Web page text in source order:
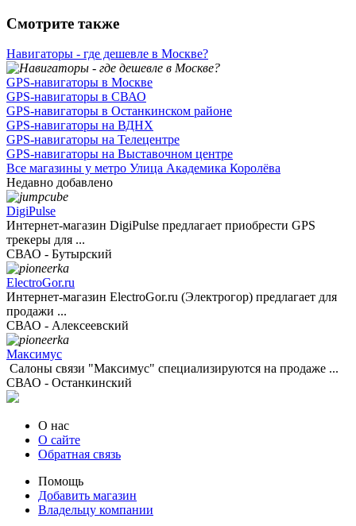
Смотрите также
Навигаторы - где дешевле в Москве?
GPS-навигаторы в Москве
GPS-навигаторы в СВАО
GPS-навигаторы в Останкинском районе
GPS-навигаторы на ВДНХ
GPS-навигаторы на Телецентре
GPS-навигаторы на Выставочном центре
Все магазины у метро Улица Академика Королёва
Недавно добавлено
DigiPulse
Интернет-магазин DigiPulse предлагает приобрести GPS
трекеры для ...
СВАО - Бутырский
ElectroGor.ru
Интернет-магазин ElectroGor.ru (Электрогор) предлагает для
продажи ...
СВАО - Алексеевский
Максимус
Салоны связи "Максимус" специализируются на продаже ...
СВАО - Останкинский
О нас
О сайте
Обратная связь
Помощь
Добавить магазин
Владельцу компании